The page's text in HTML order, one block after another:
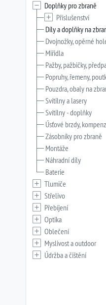
Doplňky pro zbraně
Příslušenství
Díly a doplňky na
Dvojnožky, opěrné
Miřidla
Pažby, pažbičky,
Popruhy, řemeny,
Pouzdra, obaly na
Svítilny a lasery
Svítilny - doplňky
Úsťové brzdy,
Zásobníky pro zbraně
Montáže
Náhradní díly
Baterie
Tlumiče
Střelivo
Přebíjení
Optika
Oblečení
Myslivost a outdoor
Údržba a čištění